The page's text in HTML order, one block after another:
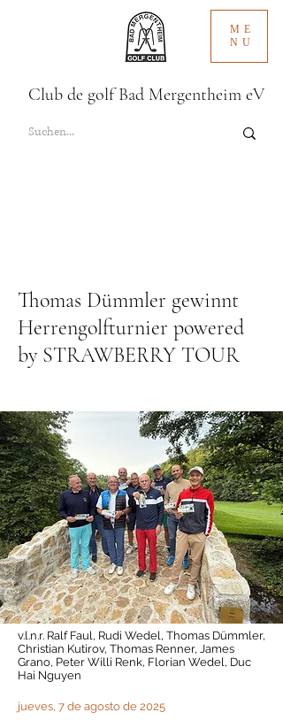
ME
NU
Club de golf Bad Mergentheim eV
Thomas Dümmler gewinnt
Herrengolfturnier powered
by STRAWBERRY TOUR
v.l.n.r. Ralf Faul, Rudi Wedel, Thomas Dümmler,
Christian Kutirov, Thomas Renner, James
Grano, Peter Willi Renk, Florian Wedel, Duc
Hai Nguyen
jueves, 7 de agosto de 2025